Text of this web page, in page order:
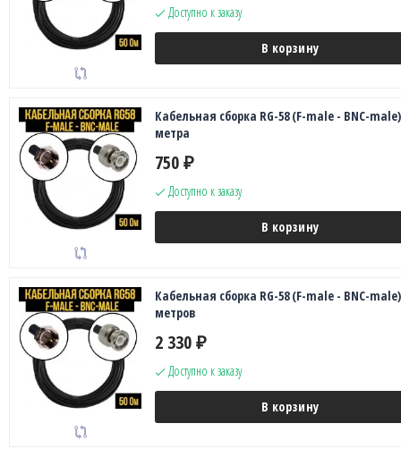
Доступно к заказу
В корзину
Кабельная сборка RG-58 (F-male - BNC-
метра
750 ₽
Доступно к заказу
В корзину
Кабельная сборка RG-58 (F-male - BNC-
метров
2 330 ₽
Доступно к заказу
В корзину